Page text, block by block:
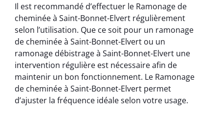
Il est recommandé d’effectuer le Ramonage de
cheminée à Saint-Bonnet-Elvert régulièrement
selon l’utilisation. Que ce soit pour un ramonage
de cheminée à Saint-Bonnet-Elvert ou un
ramonage débistrage à Saint-Bonnet-Elvert une
intervention régulière est nécessaire afin de
maintenir un bon fonctionnement. Le Ramonage
de cheminée à Saint-Bonnet-Elvert permet
d’ajuster la fréquence idéale selon votre usage.